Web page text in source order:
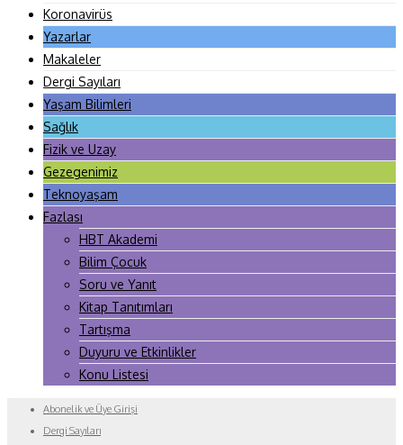
Koronavirüs
Yazarlar
Makaleler
Dergi Sayıları
Yaşam Bilimleri
Sağlık
Fizik ve Uzay
Gezegenimiz
Teknoyaşam
Fazlası
HBT Akademi
Bilim Çocuk
Soru ve Yanıt
Kitap Tanıtımları
Tartışma
Duyuru ve Etkinlikler
Konu Listesi
Abonelik ve Üye Girişi
Dergi Sayıları